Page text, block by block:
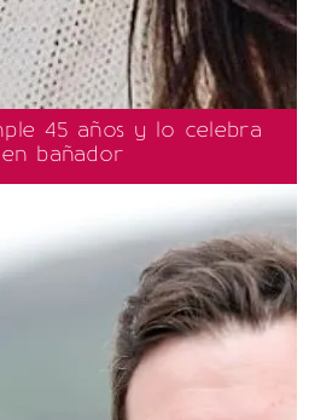
45 años y lo celebra
bañador